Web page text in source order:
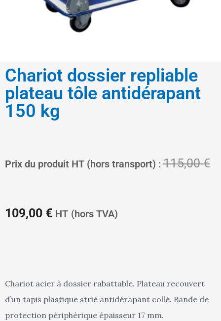
Chariot dossier repliable
plateau tôle antidérapant
150 kg
Prix du produit HT (hors transport) : 115,00€
109,00 €
Le
prix
est :
HT (hors TVA)
Chariot acier à dossier rabattable. Plateau recouvert
d’un tapis plastique strié antidérapant collé. Bande de
protection périphérique épaisseur 17 mm.